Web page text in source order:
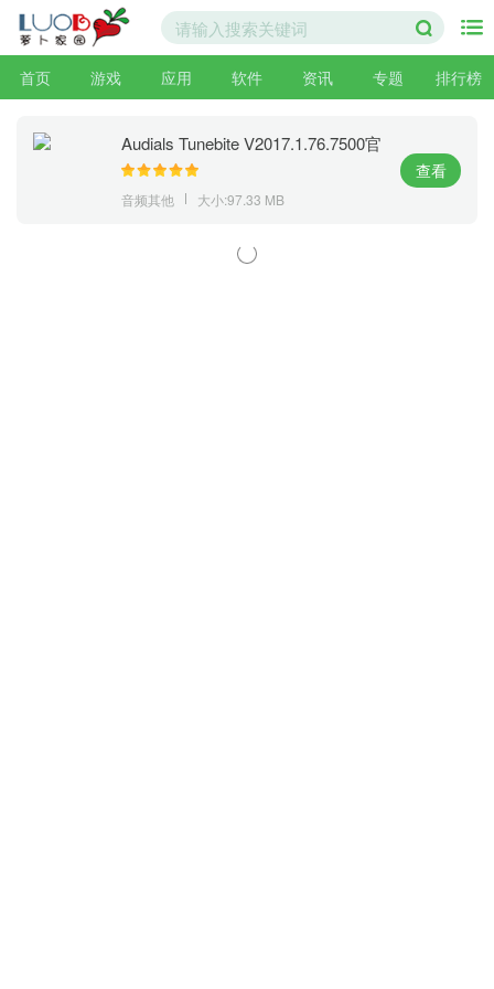
首页 游戏 应用 软件 资讯 专题 排行榜
Audials Tunebite V2017.1.76.7500官
方中文版
音频其他 大小:97.33 MB
查看